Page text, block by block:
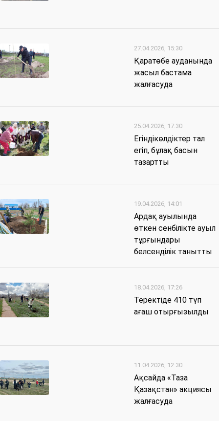
27.04.2026, 15:30
Қаратөбе ауданында
жасыл бастама
жалғасуда
25.04.2026, 17:30
Егіндікөлдіктер тал
егіп, бұлақ басын
тазартты
19.04.2026, 14:01
Ардақ ауылында
өткен сенбілікте ауыл
тұрғындары
белсенділік танытты
18.04.2026, 17:26
Теректіде 410 түп
ағаш отырғызылды
11.04.2026, 12:30
Ақсайда «Таза
Қазақстан» акциясы
жалғасуда